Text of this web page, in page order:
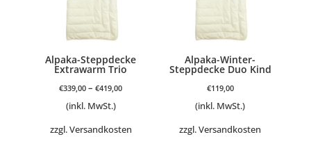
Alpaka-Steppdecke
Extrawarm Trio
€339,00 –€419,00
(inkl. MwSt.)
zzgl.Versandkosten
Alpaka-Winter-
Steppdecke Duo Kind
€119,00
(inkl. MwSt.)
zzgl.Versandkosten